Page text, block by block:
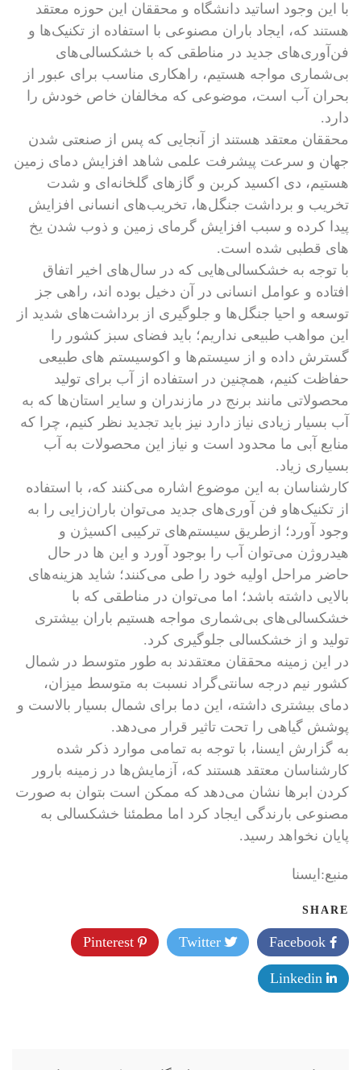
با این وجود اساتید دانشگاه و محققان این حوزه معتقد
هستند که، ایجاد باران مصنوعی با استفاده از تکنیک‌ها و
فن‌آوری‌های جدید در مناطقی که با خشکسالی‌های
بی‌شماری مواجه هستیم، راهکاری مناسب برای عبور از
بحران آب است، موضوعی که مخالفان خاص خودش را
دارد.
محققان معتقد هستند از آنجایی که پس از صنعتی شدن
جهان و سرعت پیشرفت علمی شاهد افزایش دمای زمین
هستیم، دی اکسید کربن و گازهای گلخانه‌ای و شدت
تخریب و برداشت جنگل‌ها، تخریب‌های انسانی افزایش
پیدا کرده و سبب افزایش گرمای زمین و ذوب شدن یخ
های قطبی شده است.
با توجه به خشکسالی‌هایی که در سال‌های اخیر اتفاق
افتاده و عوامل انسانی در آن دخیل بوده اند، راهی جز
توسعه و احیا جنگل‌ها و جلوگیری از برداشت‌های شدید از
این مواهب طبیعی نداریم؛ باید فضای سبز کشور را
گسترش داده و از سیستم‌ها و اکوسیستم های طبیعی
حفاظت کنیم، همچنین در استفاده از آب برای تولید
محصولاتی مانند برنج در مازندران و سایر استان‌ها که به
آب بسیار زیادی نیاز دارد نیز باید تجدید نظر کنیم، چرا که
منابع آبی ما محدود است و نیاز این محصولات به آب
بسیاری زیاد.
کارشناسان به این موضوع اشاره می‌کنند که، با استفاده
از تکنیک‌هاو فن آوری‌های جدید می‌توان باران‌زایی را به
وجود آورد؛ ازطریق سیستم‌های ترکیبی اکسیژن و
هیدروژن می‌توان آب را بوجود آورد و این ها در حال
حاضر مراحل اولیه خود را طی می‌کنند؛ شاید هزینه‌های
بالایی داشته باشد؛ اما می‌توان در مناطقی که با
خشکسالی‌های بی‌شماری مواجه هستیم باران بیشتری
تولید و از خشکسالی جلوگیری کرد.
در این زمینه محققان معتقدند به طور متوسط در شمال
کشور نیم درجه سانتی‌گراد نسبت به متوسط میزان،
دمای بیشتری داشته، این دما برای شمال بسیار بالاست و
پوشش گیاهی را تحت تاثیر قرار می‌دهد.
به گزارش ایسنا، با توجه به تمامی موارد ذکر شده
کارشناسان معتقد هستند که، آزمایش‌ها در زمینه بارور
کردن ابرها نشان می‌دهد که ممکن است بتوان به صورت
مصنوعی بارندگی ایجاد کرد اما مطمئنا خشکسالی به
پایان نخواهد رسید.
منبع:ايسنا
SHARE
Twitter
راهبری